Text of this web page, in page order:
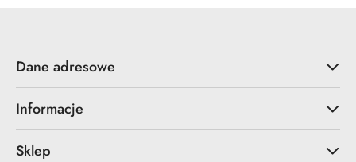
Dane adresowe
Informacje
Sklep